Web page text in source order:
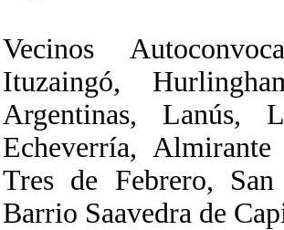
Vecinos
Ituzaingó,
Argentinas, Lanús,
Echeverría,
Tres de Febrero,
Barrio Saavedra de